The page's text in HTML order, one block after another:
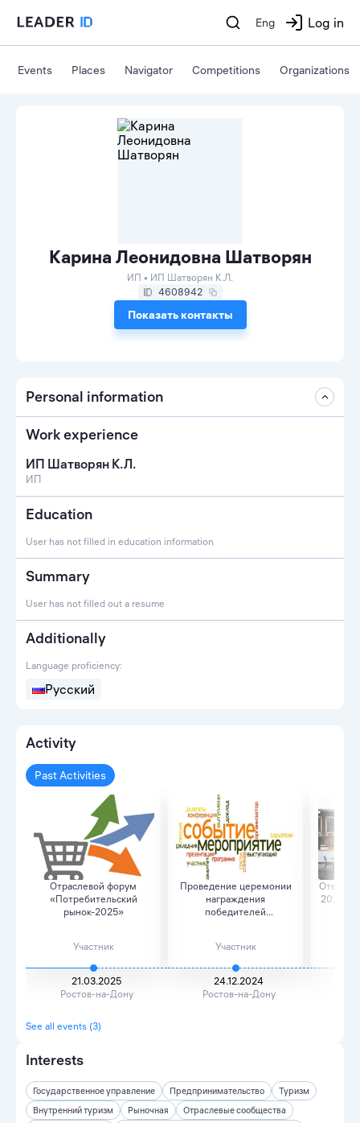
Eng Log in
Events Places Navigator Competitions Organizations
Карина Леонидовна Шатворян
ИП • ИП Шатворян К.Л.
4608942
Показать контакты
Personal information
Work experience
ИП Шатворян К.Л.
ИП
Education
User has not filled in education information
Summary
User has not filled out a resume
Additionally
Language proficiency:
Русский
Activity
Past Activities
Отраслевой форум
«Потребительский
рынок-2025»
Участник
21.03.2025
Ростов-на-Дону
Проведение церемонии
награждения
победителей
Участник
24.12.2024
Ростов-на-Дону
Отели-
2023.
See all events (3)
Interests
Государственное управление Предпринимательство
Туризм
Внутренний туризм
Рыночная
Отраслевые сообщества